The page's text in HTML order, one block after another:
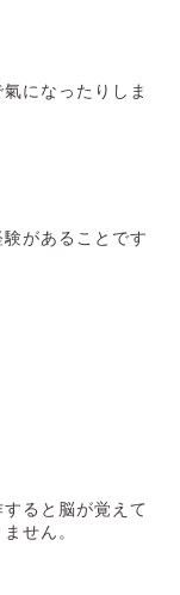
になったりしま
があることです
ると脳が覚えて
せん。